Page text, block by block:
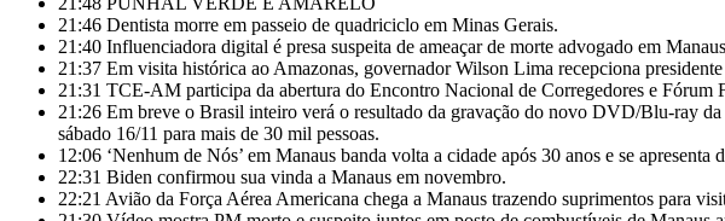
21:46 Dentista morre em passeio de quadriciclo em Minas Gerais.
21:40 Influenciadora digital é presa suspeita de ameaçar de morte advogado em Manaus
21:37 Em visita histórica ao Amazonas, governador Wilson Lima recepciona
21:31 TCE-AM participa da abertura do Encontro Nacional de Corregedores e Fórum
21:26 Em breve o Brasil inteiro verá o resultado da gravação do novo DVD/Blu-ray
sábado 16/11 para mais de 30 mil pessoas.
12:06 ‘Nenhum de Nós’ em Manaus banda volta a cidade após 30 anos e se
22:31 Biden confirmou sua vinda a Manaus em novembro.
22:21 Avião da Força Aérea Americana chega a Manaus trazendo suprimentos para